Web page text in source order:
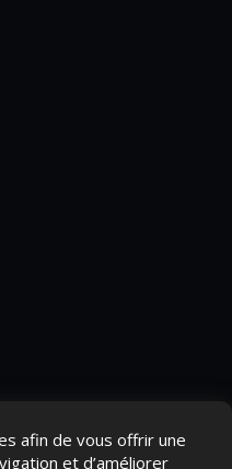
afin de vous offrir une
et d’améliorer